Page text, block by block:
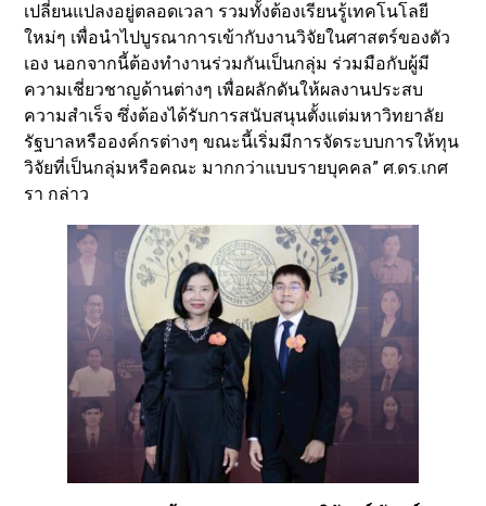
เปลี่ยนแปลงอยู่ตลอดเวลา รวมทั้งต้องเรียนรู้เทคโนโลยี
ใหม่ๆ เพื่อนำไปบูรณาการเข้ากับงานวิจัยในศาสตร์ของตัว
เอง นอกจากนี้ต้องทำงานร่วมกันเป็นกลุ่ม ร่วมมือกับผู้มี
ความเชี่ยวชาญด้านต่างๆ เพื่อผลักดันให้ผลงานประสบ
ความสำเร็จ ซึ่งต้องได้รับการสนับสนุนตั้งแต่มหาวิทยาลัย
รัฐบาลหรือองค์กรต่างๆ ขณะนี้เริ่มมีการจัดระบบการให้ทุน
วิจัยที่เป็นกลุ่มหรือคณะ มากกว่าแบบรายบุคคล” ศ.ดร.เกศ
รา กล่าว